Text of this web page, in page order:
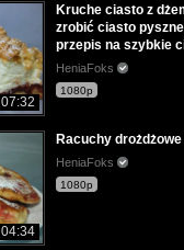
07:32
Kruche ciasto z
zrobić ciasto
przepis na szybkie
HeniaFoks
1080p
04:34
Racuchy
HeniaFoks
1080p